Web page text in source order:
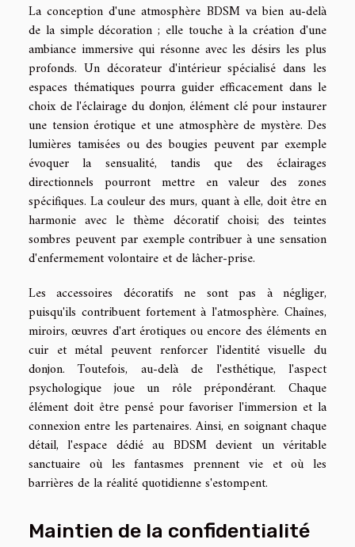
La conception d'une atmosphère BDSM va bien au-delà
de la simple décoration ; elle touche à la création d'une
ambiance immersive qui résonne avec les désirs les plus
profonds. Un décorateur d'intérieur spécialisé dans les
espaces thématiques pourra guider efficacement dans le
choix de l'éclairage du donjon, élément clé pour instaurer
une tension érotique et une atmosphère de mystère. Des
lumières tamisées ou des bougies peuvent par exemple
évoquer la sensualité, tandis que des éclairages
directionnels pourront mettre en valeur des zones
spécifiques. La couleur des murs, quant à elle, doit être en
harmonie avec le thème décoratif choisi; des teintes
sombres peuvent par exemple contribuer à une sensation
d'enfermement volontaire et de lâcher-prise.
Les accessoires décoratifs ne sont pas à négliger,
puisqu'ils contribuent fortement à l'atmosphère. Chaînes,
miroirs, œuvres d'art érotiques ou encore des éléments en
cuir et métal peuvent renforcer l'identité visuelle du
donjon. Toutefois, au-delà de l'esthétique, l'aspect
psychologique joue un rôle prépondérant. Chaque
élément doit être pensé pour favoriser l'immersion et la
connexion entre les partenaires. Ainsi, en soignant chaque
détail, l'espace dédié au BDSM devient un véritable
sanctuaire où les fantasmes prennent vie et où les
barrières de la réalité quotidienne s'estompent.
Maintien de la confidentialité